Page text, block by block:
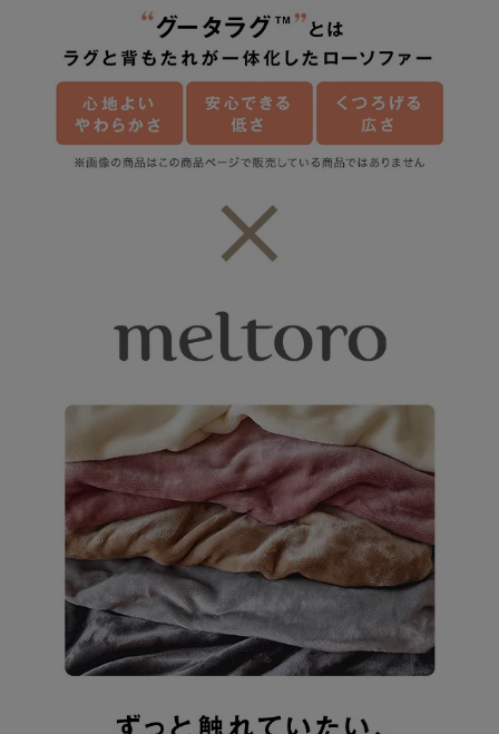
ナルブランドです。
どの商品を組み合わせても居心地の良い 美しい空間がつくれるよう
に考えられています
＃コーナークッションセット ＃ローソファー ＃ローソファ ＃
フロアソファ ＃ローソファ こたつ用 ＃ラグソファー ＃カー
ペットソファー ＃プレイマット ＃ぐうたら ＃終わりの始まり
冬の人気No1シリーズ！あったかなめらかなメルトロのこたつ布団・コ
ブランド「グータラグ/Guutarug」の売れ筋ランキング